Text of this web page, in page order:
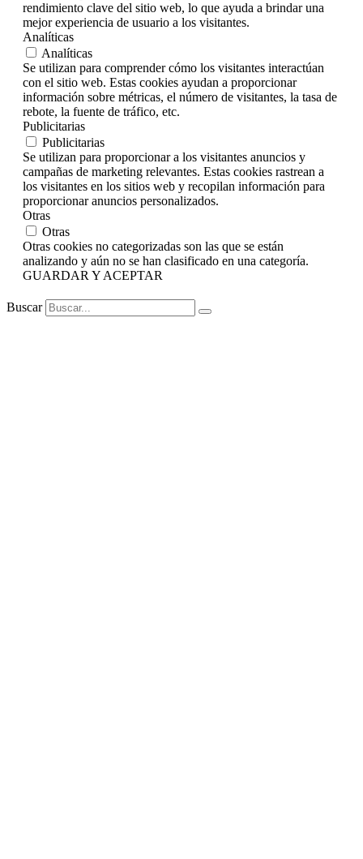
rendimiento clave del sitio web, lo que ayuda a brindar una
mejor experiencia de usuario a los visitantes.
Analíticas
Analíticas
Se utilizan para comprender cómo los visitantes interactúan
con el sitio web. Estas cookies ayudan a proporcionar
información sobre métricas, el número de visitantes, la tasa de
rebote, la fuente de tráfico, etc.
Publicitarias
Publicitarias
Se utilizan para proporcionar a los visitantes anuncios y
campañas de marketing relevantes. Estas cookies rastrean a
los visitantes en los sitios web y recopilan información para
proporcionar anuncios personalizados.
Otras
Otras
Otras cookies no categorizadas son las que se están
analizando y aún no se han clasificado en una categoría.
GUARDAR Y ACEPTAR
Buscar